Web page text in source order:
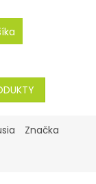
Značka